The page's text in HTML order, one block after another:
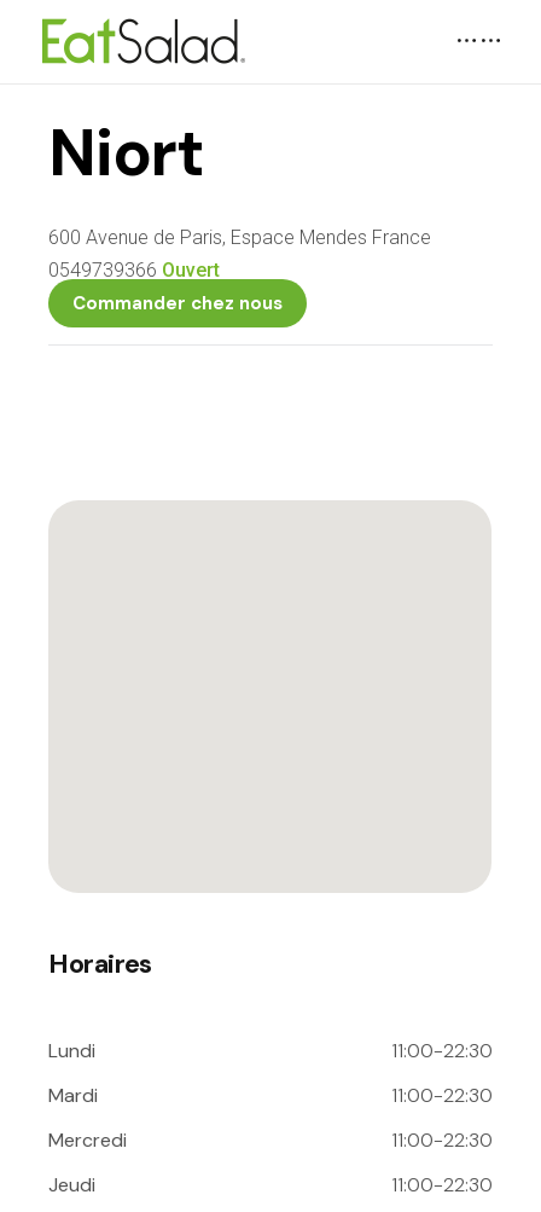
Niort
600 Avenue de Paris, Espace Mendes France
0549739366 Ouvert
Commander chez nous
Horaires
Lundi
11:00-22:30
Mardi
11:00-22:30
Mercredi
11:00-22:30
Jeudi
11:00-22:30